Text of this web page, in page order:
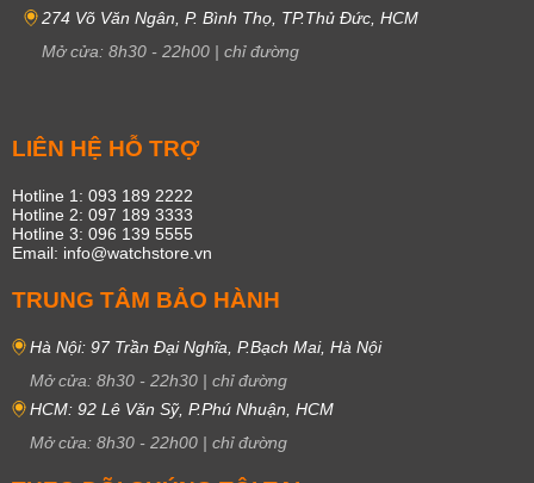
274 Võ Văn Ngân, P. Bình Thọ, TP.Thủ Đức, HCM
Mở cửa: 8h30 - 22h00 | chỉ đường
LIÊN HỆ HỖ TRỢ
Hotline 1: 093 189 2222
Hotline 2: 097 189 3333
Hotline 3: 096 139 5555
Email: info@watchstore.vn
TRUNG TÂM BẢO HÀNH
Hà Nội: 97 Trần Đại Nghĩa, P.Bạch Mai, Hà Nội
Mở cửa: 8h30 - 22h30 | chỉ đường
HCM: 92 Lê Văn Sỹ, P.Phú Nhuận, HCM
Mở cửa: 8h30 - 22h00 | chỉ đường